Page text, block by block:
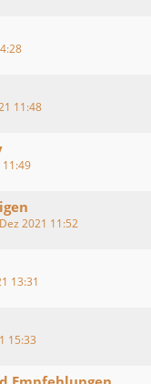
11:48
11:49
2021 11:52
13:31
15:33